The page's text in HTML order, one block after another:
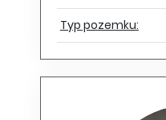
Typ pozemku: